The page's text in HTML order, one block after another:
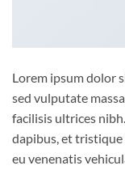
Lorem ipsum dolor
sed vulputate
facilisis ultrices
dapibus, et tristique
eu venenatis